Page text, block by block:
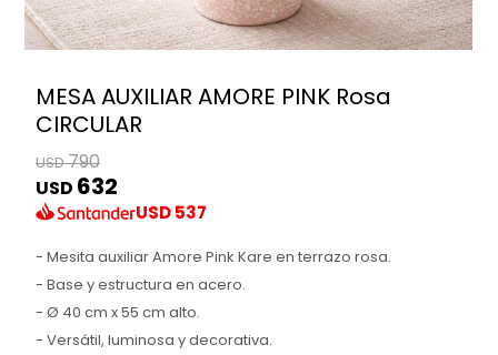
MESA AUXILIAR AMORE PINK Rosa
CIRCULAR
USD790
USD 632
USD537
- Mesita auxiliar Amore Pink Kare en terrazo rosa.
- Base y estructura en acero.
- Ø 40 cm x 55 cm alto.
- Versátil, luminosa y decorativa.